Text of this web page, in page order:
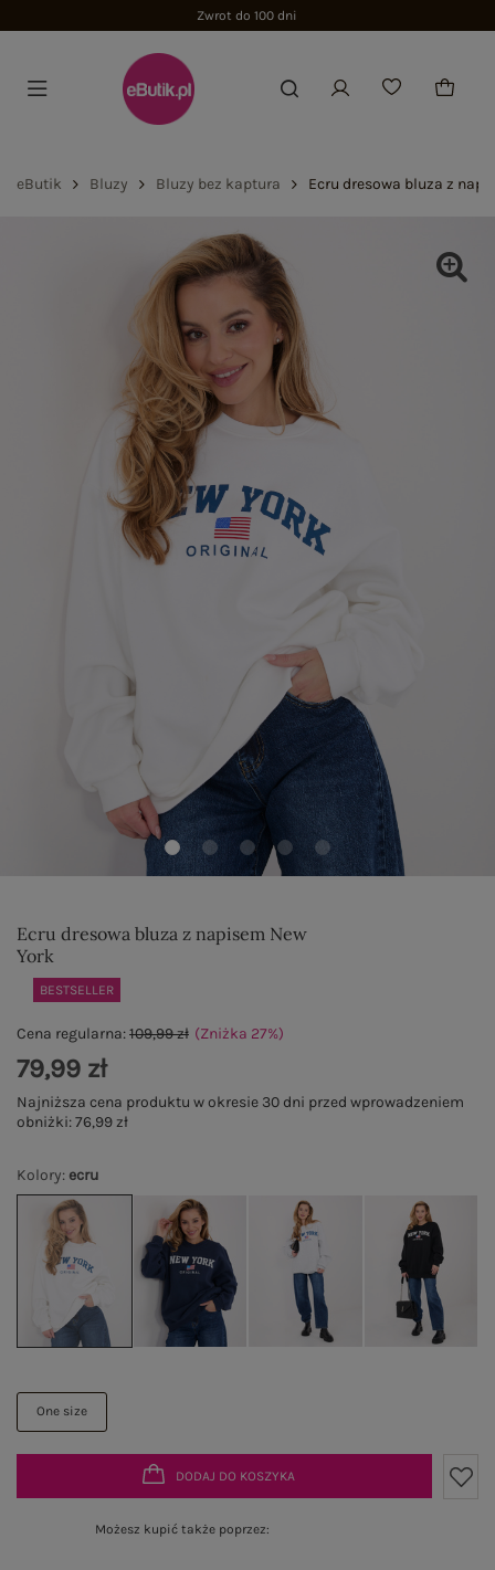
Zwrot do 100 dni
eButik Bluzy Bluzy bez kaptura Ecru dresowa bluza z
Ecru dresowa bluza z napisem New
York
BESTSELLER
Kolory: ecru
One size
Cena regularna:109,99 zł (Zniżka 27%)
79,99 zł
Najniższa cena produktu w okresie 30 dni przed wprowadzeniem
obniżki:76,99 zł
DODAJ DO KOSZYKA
Możesz kupić także poprzez: